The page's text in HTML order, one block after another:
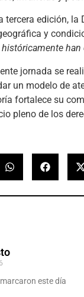
tercera edición,
y
han
jornada se
un modelo de
fortalece su
pleno de los
este día